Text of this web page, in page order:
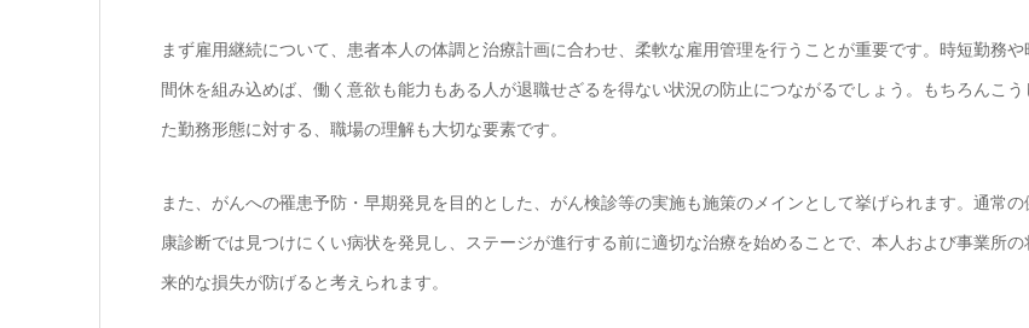
まず雇用継続について、患者本人の体調と治療計画に合わせ、柔軟な雇用管理を行うことが重要です。時短勤務や
間休を組み込めば、働く意欲も能力もある人が退職せざるを得ない状況の防止につながるでしょう。もちろんこう
た勤務形態に対する、職場の理解も大切な要素です。
また、がんへの罹患予防・早期発見を目的とした、がん検診等の実施も施策のメインとして挙げられます。通常の
康診断では見つけにくい病状を発見し、ステージが進行する前に適切な治療を始めることで、本人および事業所の
来的な損失が防げると考えられます。